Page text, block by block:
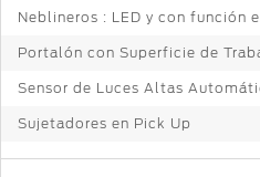
Neblineros : LED y con función
Portalón con Superficie de
Sensor de Luces Altas
Sujetadores en Pick Up